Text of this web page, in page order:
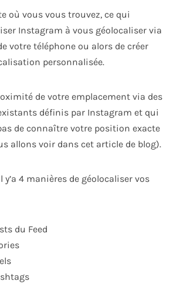
où vous vous trouvez, ce qui
Instagram à vous géolocaliser via
votre téléphone ou alors de créer
personnalisée.
de votre emplacement via des
définis par Instagram et qui
de connaître votre position exacte
allons voir dans cet article de blog).
4 manières de géolocaliser vos
du Feed